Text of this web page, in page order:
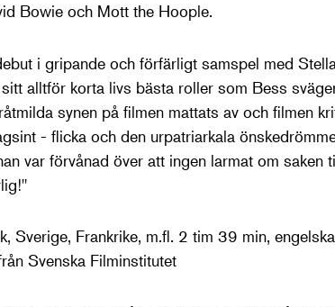
Bowie och Mott the Hoople.
i gripande och förfärligt samspel med
alltför korta livs bästa roller som Bess
synen på filmen mattats av och filmen
- flicka och den urpatriarkala
var förvånad över att ingen larmat om saken
Sverige, Frankrike, m.fl. 2 tim 39 min,
Svenska Filminstitutet